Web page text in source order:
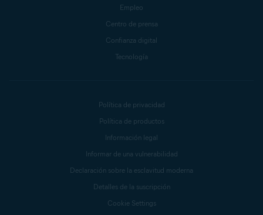
Empleo
Centro de prensa
Confianza digital
Tecnología
Política de privacidad
Política de productos
Información legal
Informar de una vulnerabilidad
Declaración sobre la esclavitud moderna
Detalles de la suscripción
Cookie Settings